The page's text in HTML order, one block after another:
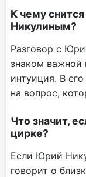
К чему
Никулиным?
Разговор с
знаком важной
интуиция. В
на вопрос,
Что значит,
цирке?
Если Юрий
говорит о